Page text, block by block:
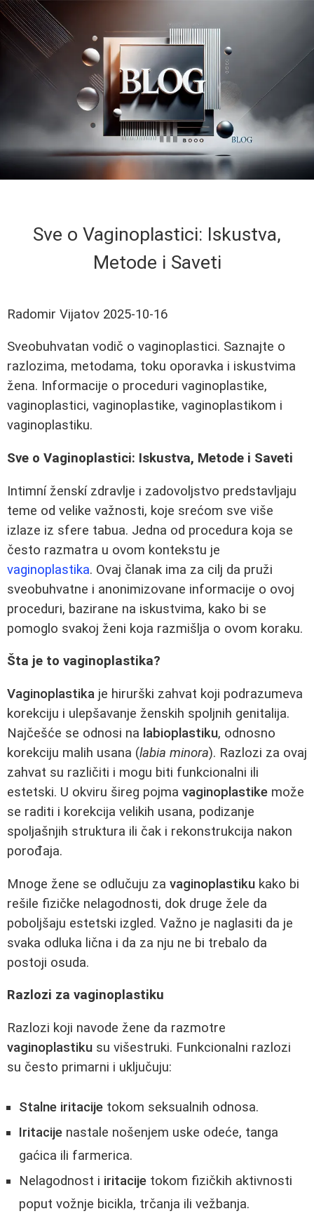
Sve o Vaginoplastici: Iskustva,
Metode i Saveti
Radomir Vijatov 2025-10-16
Sveobuhvatan vodič o vaginoplastici. Saznajte o
razlozima, metodama, toku oporavka i iskustvima
žena. Informacije o proceduri vaginoplastike,
vaginoplastici, vaginoplastike, vaginoplastikom i
vaginoplastiku.
Sve o Vaginoplastici: Iskustva, Metode i Saveti
Intimní ženskí zdravlje i zadovoljstvo predstavljaju
teme od velike važnosti, koje srećom sve više
izlaze iz sfere tabua. Jedna od procedura koja se
često razmatra u ovom kontekstu je
vaginoplastika. Ovaj članak ima za cilj da pruži
sveobuhvatne i anonimizovane informacije o ovoj
proceduri, bazirane na iskustvima, kako bi se
pomoglo svakoj ženi koja razmišlja o ovom koraku.
Šta je to vaginoplastika?
Vaginoplastika je hirurški zahvat koji podrazumeva
korekciju i ulepšavanje ženskih spoljnih genitalija.
Najčešće se odnosi na labioplastiku, odnosno
korekciju malih usana (labia minora). Razlozi za ovaj
zahvat su različiti i mogu biti funkcionalni ili
estetski. U okviru šireg pojma vaginoplastike može
se raditi i korekcija velikih usana, podizanje
spoljašnjih struktura ili čak i rekonstrukcija nakon
porođaja.
Mnoge žene se odlučuju za vaginoplastiku kako bi
rešile fizičke nelagodnosti, dok druge žele da
poboljšaju estetski izgled. Važno je naglasiti da je
svaka odluka lična i da za nju ne bi trebalo da
postoji osuda.
Razlozi za vaginoplastiku
Razlozi koji navode žene da razmotre
vaginoplastiku su višestruki. Funkcionalni razlozi
su često primarni i uključuju:
Stalne iritacije tokom seksualnih odnosa.
Iritacije nastale nošenjem uske odeće, tanga
gaćica ili farmerica.
Nelagodnost i iritacije tokom fizičkih aktivnosti
poput vožnje bicikla, trčanja ili vežbanja.